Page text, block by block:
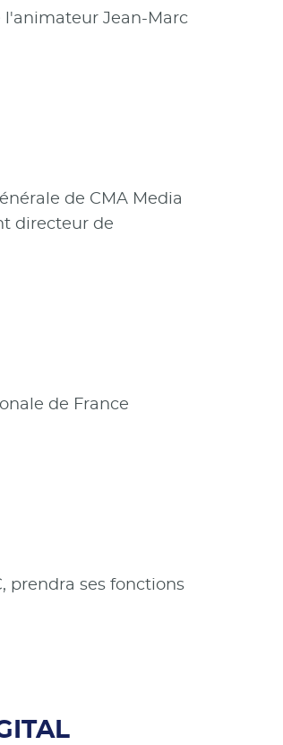
l'animateur Jean-Marc
de CMA Media
directeur de
de France
prendra ses fonctions